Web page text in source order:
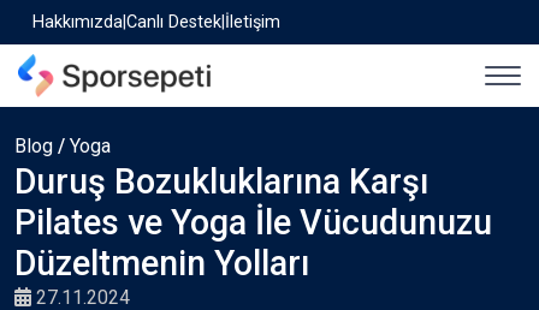
HakkımızdaCanlı Destek İletişim
Blog / Yoga
Duruş Bozukluklarına Karşı
Pilates ve Yoga İle Vücudunuzu
Düzeltmenin Yolları
27.11.2024